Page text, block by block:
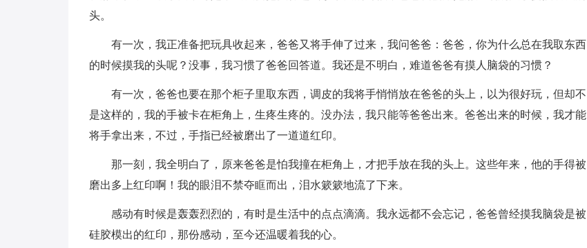
头。
有一次，我正准备把玩具收起来，爸爸又将手伸了过来，我问爸爸：爸爸，你为什么总在我取东西
的时候摸我的头呢？没事，我习惯了爸爸回答道。我还是不明白，难道爸爸有摸人脑袋的习惯？
有一次，爸爸也要在那个柜子里取东西，调皮的我将手悄悄放在爸爸的头上，以为很好玩，但却不
是这样的，我的手被卡在柜角上，生疼生疼的。没办法，我只能等爸爸出来。爸爸出来的时候，我才能
将手拿出来，不过，手指已经被磨出了一道道红印。
那一刻，我全明白了，原来爸爸是怕我撞在柜角上，才把手放在我的头上。这些年来，他的手得被
磨出多上红印啊！我的眼泪不禁夺眶而出，泪水簌簌地流了下来。
感动有时候是轰轰烈烈的，有时是生活中的点点滴滴。我永远都不会忘记，爸爸曾经摸我脑袋是被
硅胶模出的红印，那份感动，至今还温暖着我的心。